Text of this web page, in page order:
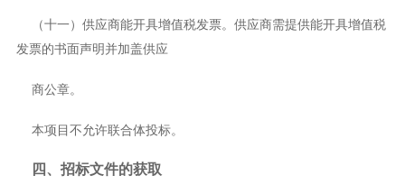
（十一）供应商能开具增值税发票。供应商需提供能开具增值税
发票的书面声明并加盖供应
商公章。
本项目 不允许联合体投标。
四、招标文件的获取